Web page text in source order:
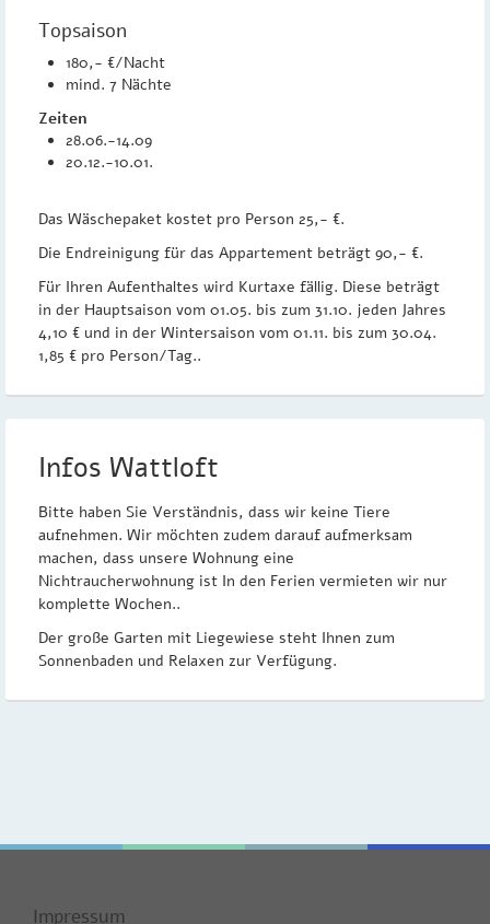
Topsaison
180,- €/Nacht
mind. 7 Nächte
Zeiten
28.06.-14.09
20.12.-10.01.
Das Wäschepaket kostet pro Person 25,- €.
Die Endreinigung für das Appartement beträgt 90,- €.
Für Ihren Aufenthaltes wird Kurtaxe fällig. Diese beträgt
in der Hauptsaison vom 01.05. bis zum 31.10. jeden Jahres
4,10 € und in der Wintersaison vom 01.11. bis zum 30.04.
1,85 € pro Person/Tag..
Infos Wattloft
Bitte haben Sie Verständnis, dass wir keine Tiere
aufnehmen. Wir möchten zudem darauf aufmerksam
machen, dass unsere Wohnung eine
Nichtraucherwohnung ist In den Ferien vermieten wir nur
komplette Wochen..
Der große Garten mit Liegewiese steht Ihnen zum
Sonnenbaden und Relaxen zur Verfügung.
Impressum